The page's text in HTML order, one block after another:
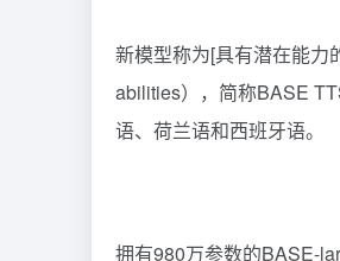
新模型称为[具有潜在能力
abilities），简称BASE
语、荷兰语和西班牙语。
拥有980万参数的BASE-